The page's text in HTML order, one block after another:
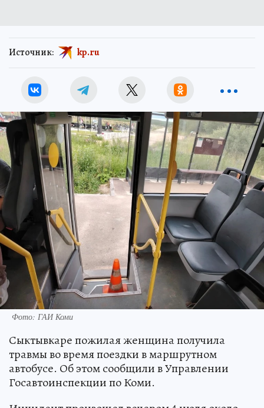
Источник: kp.ru
Фото: ГАИ Коми
Сыктывкаре пожилая женщина получила
травмы во время поездки в маршрутном
автобусе. Об этом сообщили в Управлении
Госавтоинспекции по Коми.